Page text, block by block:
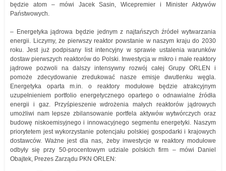
będzie atom – mówi Jacek Sasin, Wicepremier i Minister Aktywów
Państwowych.
– Energetyka jądrowa będzie jednym z najtańszych źródeł wytwarzania
energii. Liczymy, że pierwszy reaktor powstanie w naszym kraju do 2030
roku. Jest już podpisany list intencyjny w sprawie ustalenia warunków
dostaw pierwszych reaktorów do Polski. Inwestycja w mikro i małe reaktory
jądrowe pozwoli na dalszy intensywny rozwój całej Grupy ORLEN i
pomoże zdecydowanie zredukować nasze emisje dwutlenku węgla.
Energetyka oparta m.in. o reaktory modułowe będzie atrakcyjnym
uzupełnieniem portfolio energetycznego opartego o odnawialne źródła
energii i gaz. Przyśpieszenie wdrożenia małych reaktorów jądrowych
umożliwi nam lepsze zbilansowanie portfela aktywów wytwórczych oraz
budowę niskoemisyjnego i innowacyjnego segmentu energetyki. Naszym
priorytetem jest wykorzystanie potencjału polskiej gospodarki i krajowych
dostawców. Ważne jest dla nas, żeby inwestycje w reaktory modułowe
odbyły się przy 50-procentowym udziale polskich firm – mówi Daniel
Obajtek, Prezes Zarządu PKN ORLEN: